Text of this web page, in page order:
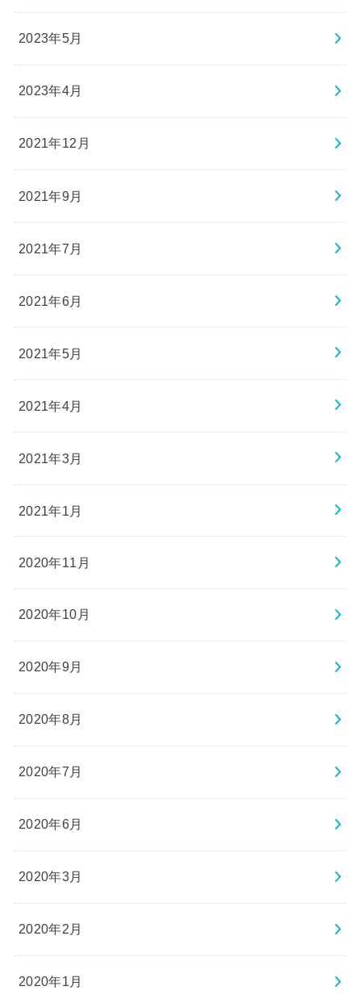
2023年5月
2023年4月
2021年12月
2021年9月
2021年7月
2021年6月
2021年5月
2021年4月
2021年3月
2021年1月
2020年11月
2020年10月
2020年9月
2020年8月
2020年7月
2020年6月
2020年3月
2020年2月
2020年1月